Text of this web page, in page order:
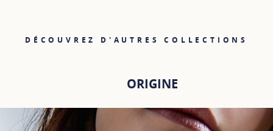
DÉCOUVREZ D'AUTRES COLLECTIONS
ORIGINE